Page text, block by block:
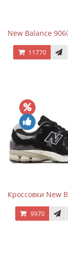
New Balance
11770
Кроссовки New
9970